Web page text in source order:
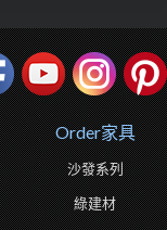
Order家具
沙發系列
綠建材